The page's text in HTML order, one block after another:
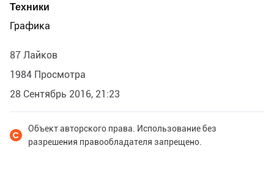
Техники
Графика
87 Лайков
1984 Просмотра
28 Сентябрь 2016, 21:23
Объект авторского права. Использование без
разрешения правообладателя запрещено.